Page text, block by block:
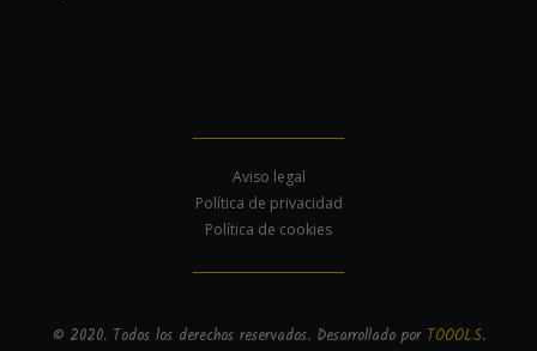
Aviso legal
Política de privacidad
Política de cookies
© 2020. Todos los derechos reservados. Desarrollado porTOOOLS.